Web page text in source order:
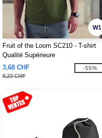
W1
Fruit of the Loom SC210 - T-shirt
Qualité Supérieure
3,68 CHF
8,23 CHF
-55%